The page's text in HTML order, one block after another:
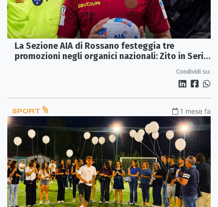
La Sezione AIA di Rossano festeggia tre
promozioni negli organici nazionali: Zito in Serie
Condividi su:
SPORT 1 mese fa